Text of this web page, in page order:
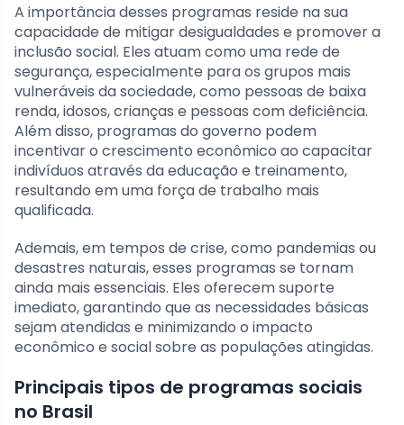
A importância desses programas reside na sua
capacidade de mitigar desigualdades e promover a
inclusão social. Eles atuam como uma rede de
segurança, especialmente para os grupos mais
vulneráveis ​​da sociedade, como pessoas de baixa
renda, idosos, crianças e pessoas com deficiência.
Além disso, programas do governo podem
incentivar o crescimento econômico ao capacitar
indivíduos através da educação e treinamento,
resultando em uma força de trabalho mais
qualificada.
Ademais, em tempos de crise, como pandemias ou
desastres naturais, esses programas se tornam
ainda mais essenciais. Eles oferecem suporte
imediato, garantindo que as necessidades básicas
sejam atendidas e minimizando o impacto
econômico e social sobre as populações atingidas.
Principais tipos de programas sociais
no Brasil